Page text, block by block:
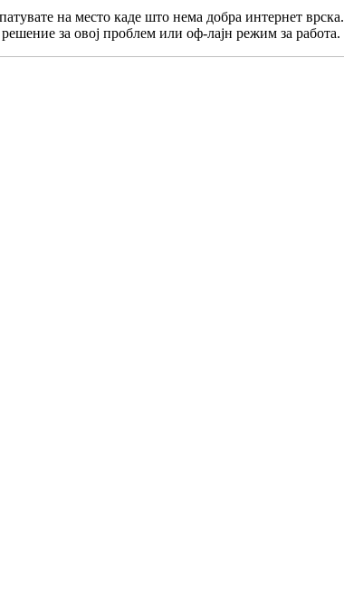
на место каде што нема добра интернет врска.
за овој проблем или оф-лајн режим за работа.